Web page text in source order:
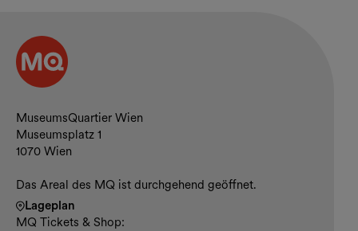
Kontakt und Öffnungszeiten
MuseumsQuartier Wien
Museumsplatz 1
1070 Wien
Das Areal des MQ ist durchgehend geöffnet.
Lageplan
MQ Tickets & Shop: